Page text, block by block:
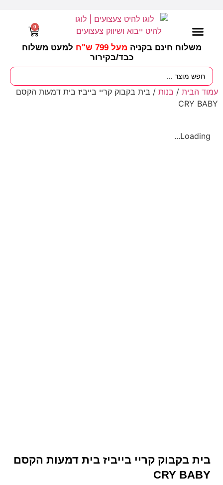
משלוח חינם בקניה מעל 799 ש"ח
למעט משלוח
כבד/בקירור
0
עמוד הבית / בנות / בית בקבוק קריי בייביז בית דמעות הקסם
CRY BABY
Loading...
בית בקבוק קריי בייביז בית דמעות הקסם
CRY BABY